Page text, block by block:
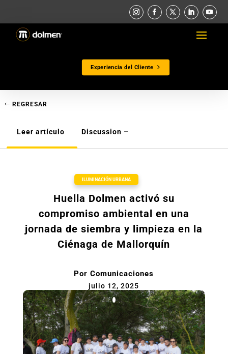
Experiencia del Cliente
REGRESAR
Leer artículo Discussion –
ILUMINACIÓN URBANA
Huella Dolmen activó su
compromiso ambiental en una
jornada de siembra y limpieza en la
Ciénaga de Mallorquín
PorComunicaciones
julio 12, 2025